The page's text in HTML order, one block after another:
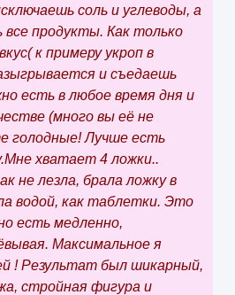
соль и углеводы, а
продукты. Как только
к примеру укроп в
и съедаешь
есть в любое время дня и
(много вы её не
голодные! Лучше есть
хватает 4 ложки..
не лезла, брала ложку в
водой, как таблетки. Это
есть медленно,
Максимальное я
! Результат был шикарный,
стройная фигура и